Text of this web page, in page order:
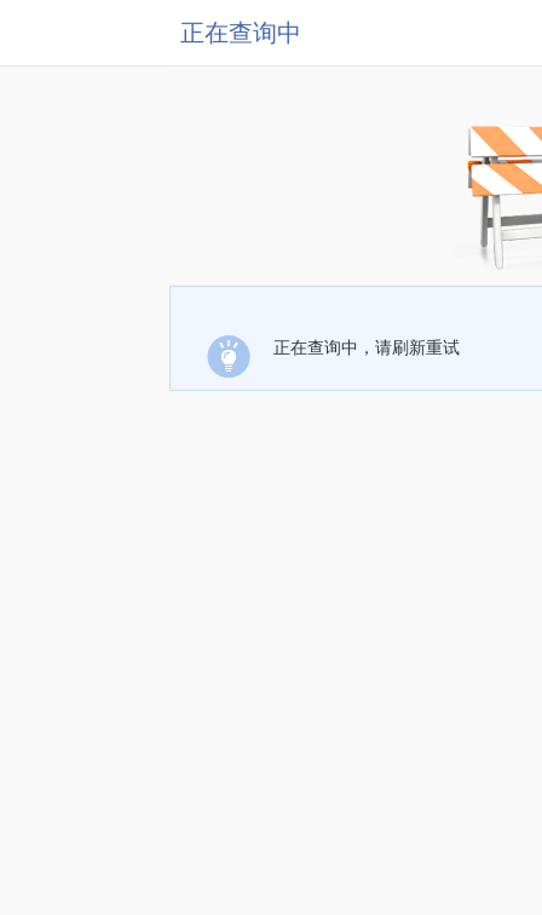
正在查询中
正在查询中，请刷新重试